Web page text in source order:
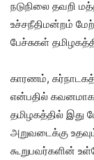
நடுநிலை தவறி
உச்சநீதிமன்றம்
பேச்சுகள்
காரணம்,
என்பதில்
தமிழகத்தில் இது
அறுவடைக்கு
கூறுபவர்களின்